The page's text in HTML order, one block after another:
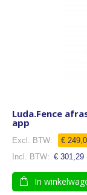
Luda.Fence
app
€
€ 301,29
In